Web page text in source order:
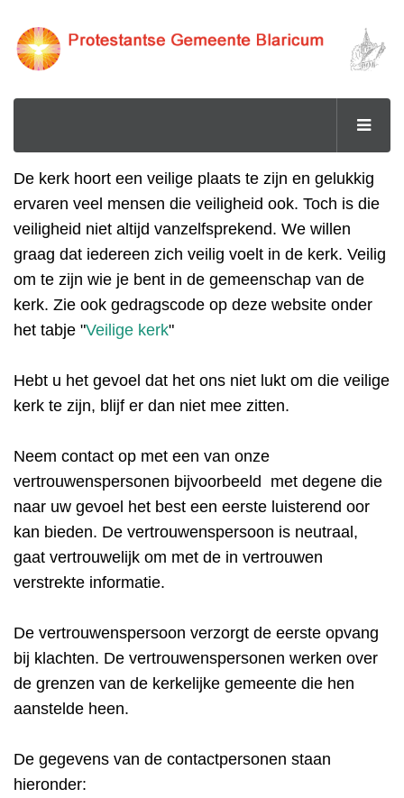
De kerk hoort een veilige plaats te zijn en gelukkig
ervaren veel mensen die veiligheid ook. Toch is die
veiligheid niet altijd vanzelfsprekend. We willen
graag dat iedereen zich veilig voelt in de kerk. Veilig
om te zijn wie je bent in de gemeenschap van de
kerk. Zie ook gedragscode op deze website onder
het tabje "Veilige kerk"
Hebt u het gevoel dat het ons niet lukt om die veilige
kerk te zijn, blijf er dan niet mee zitten.
Neem contact op met een van onze
vertrouwenspersonen bijvoorbeeld met degene die
naar uw gevoel het best een eerste luisterend oor
kan bieden. De vertrouwenspersoon is neutraal,
gaat vertrouwelijk om met de in vertrouwen
verstrekte informatie.
De vertrouwenspersoon verzorgt de eerste opvang
bij klachten. De vertrouwenspersonen werken over
de grenzen van de kerkelijke gemeente die hen
aanstelde heen.
De gegevens van de contactpersonen staan
hieronder: